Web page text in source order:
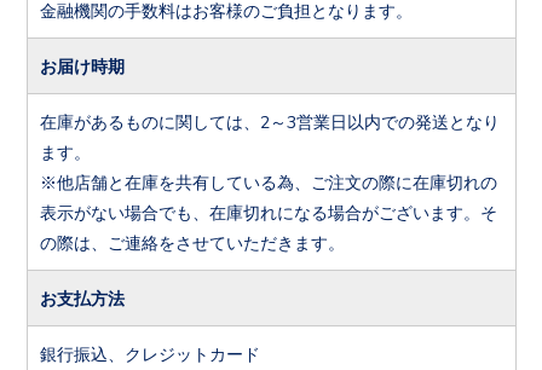
金融機関の手数料はお客様のご負担となります。
お届け時期
在庫があるものに関しては、2～3営業日以内での発送となり
ます。
※他店舗と在庫を共有している為、ご注文の際に在庫切れの
表示がない場合でも、在庫切れになる場合がございます。そ
の際は、ご連絡をさせていただきます。
お支払方法
銀行振込、クレジットカード